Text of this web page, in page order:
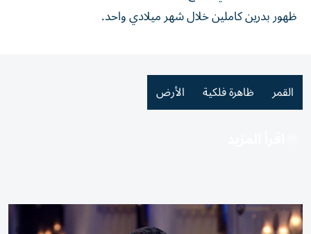
ظهور بدرين كاملين خلال شهر ميلادي واحد.
القمر ظاهرة فلكية الأرض